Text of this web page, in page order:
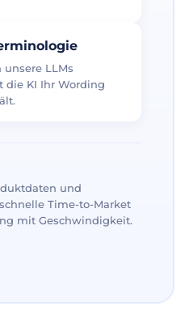
LLMs
die KI Ihr Wording
und
Time-to-Market
mit Geschwindigkeit.